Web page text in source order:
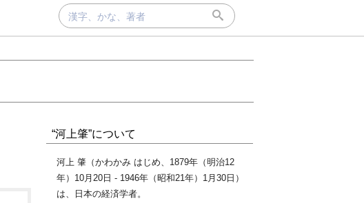
“河上肇”について
河上 肇（かわかみ はじめ、1879年（明治12
年）10月20日 - 1946年（昭和21年）1月30日）
は、日本の経済学者。